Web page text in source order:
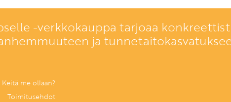
-verkkokauppa tarjoaa
ja
Keitä me ollaan?
Toimitusehdot